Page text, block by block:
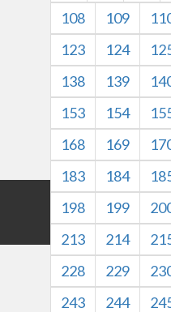
108
109
123
124
138
139
153
154
168
169
183
184
198
199
213
214
228
229
243
244
版权所有
本网站内容仅